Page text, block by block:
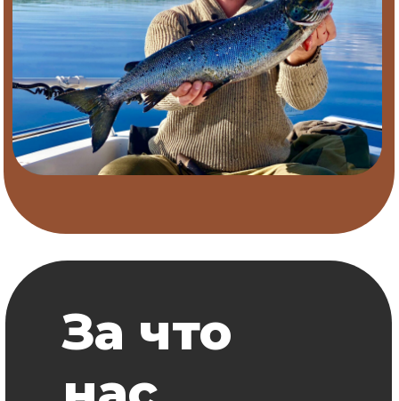
На нашей базе Вы можете арендовать
практически любую технику - от квадроцикла
до катера на воздушной подушке. Ничего
подобного нет ни на одной турбазе на
Квадроциклы и
Для летнего отдыха
Если Вы никогда ранее не ходили на рыбалку в
первый и последний лед из за невозможности
адекватно передвигаться как по воде, так и по
льду, то у нас есть, что Вам предложить. Да и
просто будет чем похвастаться перед друзьями
- кто еще катался на подобной технике, а не
только видел ее в фильмах?
Катер на воздушной
подушке